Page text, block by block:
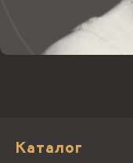
Каталог